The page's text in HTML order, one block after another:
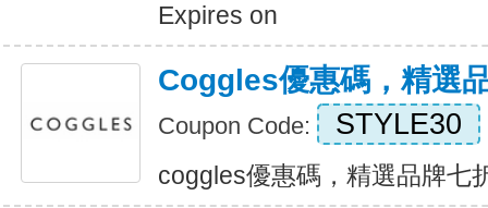
Expires on
Coggles優惠碼，精選
Coupon Code: STYLE30
coggles優惠碼，精選品牌七